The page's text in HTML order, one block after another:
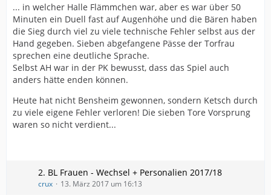
... in welcher Halle Flämmchen war, aber es war über 50
Minuten ein Duell fast auf Augenhöhe und die Bären haben
die Sieg durch viel zu viele technische Fehler selbst aus der
Hand gegeben. Sieben abgefangene Pässe der Torfrau
sprechen eine deutliche Sprache.
Selbst AH war in der PK bewusst, dass das Spiel auch
anders hätte enden können.
Heute hat nicht Bensheim gewonnen, sondern Ketsch durch
zu viele eigene Fehler verloren! Die sieben Tore Vorsprung
waren so nicht verdient...
2. BL Frauen - Wechsel + Personalien 2017/18
crux 13. März 2017 um 16:13